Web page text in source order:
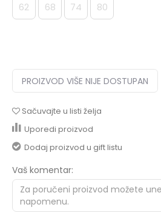
62 68 74 80
PROIZVOD VIŠE NIJE DOSTUPAN
Sačuvajte u listi želja
Uporedi proizvod
Dodaj proizvod u gift listu
Vaš komentar: